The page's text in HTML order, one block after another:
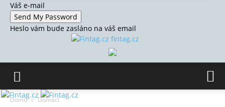
Váš e-mail
Heslo vám bude zasláno na váš email
fintag.cz
Domů Domácí